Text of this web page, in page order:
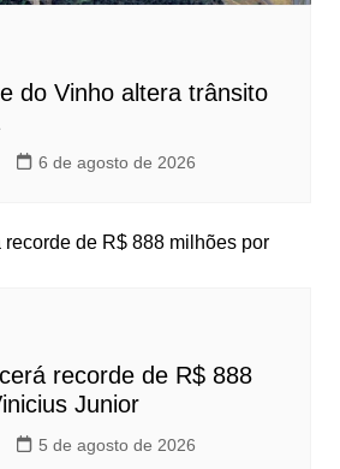
do Vinho altera trânsito
6 de agosto de 2026
recorde de R$ 888
Junior
5 de agosto de 2026